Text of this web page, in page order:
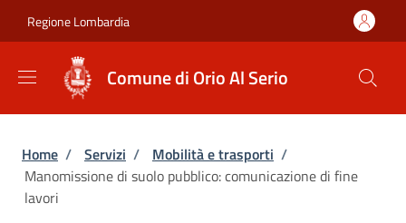
Regione Lombardia
Comune di Orio Al Serio
Briciole di pane
Home / Servizi / Mobilità e trasporti /
Manomissione di suolo pubblico: comunicazione di fine
lavori